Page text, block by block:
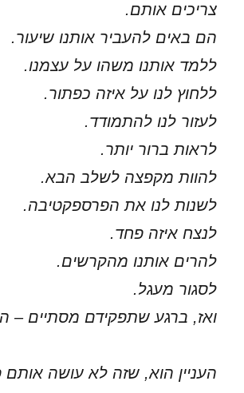
צריכים אותם.
הם באים להעביר אותנו שיעור.
ללמד אותנו משהו על עצמנו.
ללחוץ לנו על איזה כפתור.
לעזור לנו להתמודד.
לראות ברור יותר.
להוות מקפצה לשלב הבא.
לשנות לנו את הפרספקטיבה.
לנצח איזה פחד.
להרים אותנו מהקרשים.
לסגור מעגל.
ואז, ברגע שתפקידם מסתיים –
העניין הוא, שזה לא עושה אותם